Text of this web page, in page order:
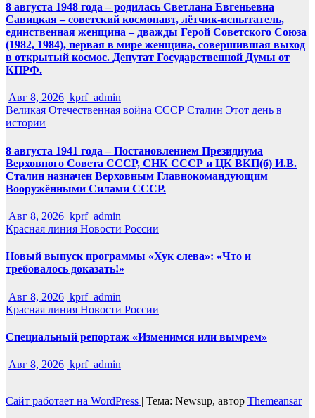
8 августа 1948 года – родилась Светлана Евгеньевна
Савицкая – советский космонавт, лётчик-испытатель,
единственная женщина – дважды Герой Советского Союза
(1982, 1984), первая в мире женщина, совершившая выход
в открытый космос. Депутат Государственной Думы от
КПРФ.
Авг 8, 2026 kprf_admin
Великая Отечественная война СССР Сталин Этот день в
истории
8 августа 1941 года – Постановлением Президиума
Верховного Совета СССР, СНК СССР и ЦК ВКП(б) И.В.
Сталин назначен Верховным Главнокомандующим
Вооружёнными Силами СССР.
Авг 8, 2026 kprf_admin
Красная линия Новости России
Новый выпуск программы «Хук слева»: «Что и
требовалось доказать!»
Авг 8, 2026 kprf_admin
Красная линия Новости России
Специальный репортаж «Изменимся или вымрем»
Авг 8, 2026 kprf_admin
Сайт работает на WordPress | Тема: Newsup, автор Themeansar